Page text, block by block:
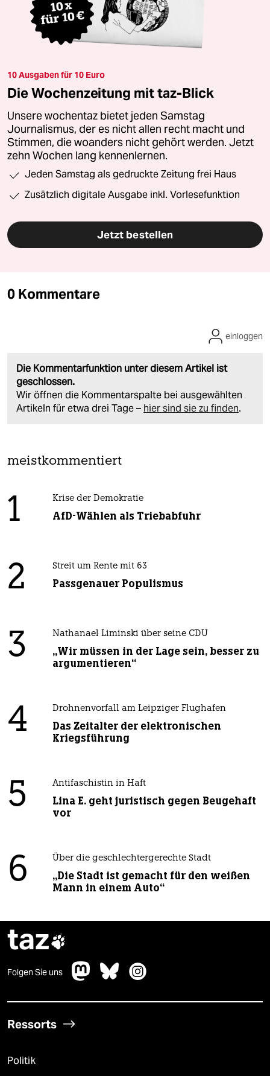
10 Ausgaben für 10 Euro
Die Wochenzeitung mit taz-Blick
Unsere wochentaz bietet jeden Samstag
Journalismus, der es nicht allen recht macht und
Stimmen, die woanders nicht gehört werden. Jetzt
zehn Wochen lang kennenlernen.
Jeden Samstag als gedruckte Zeitung frei Haus
Zusätzlich digitale Ausgabe inkl. Vorlesefunktion
Jetzt bestellen
0 Kommentare
Die Kommentarfunktion unter diesem Artikel ist
geschlossen.
Wir öffnen die Kommentarspalte bei ausgewählten
Artikeln für etwa drei Tage – hier sind sie zu finden.
einloggen
meistkommentiert
1 Krise der Demokratie
AfD-Wählen als Triebabfuhr
2 Streit um Rente mit 63
Passgenauer Populismus
3 Nathanael Liminski über seine CDU
„Wir müssen in der Lage sein, besser zu
argumentieren“
4 Drohnenvorfall am Leipziger Flughafen
Das Zeitalter der elektronischen
Kriegsführung
5 Antifaschistin in Haft
Lina E. geht juristisch gegen Beugehaft
vor
6 Über die geschlechtergerechte Stadt
„Die Stadt ist gemacht für den weißen
Mann in einem Auto“
taz
Folgen Sie uns
Ressorts
Politik